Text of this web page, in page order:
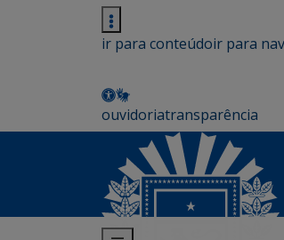
ir para conteúdoir para
ouvidoriatransparência